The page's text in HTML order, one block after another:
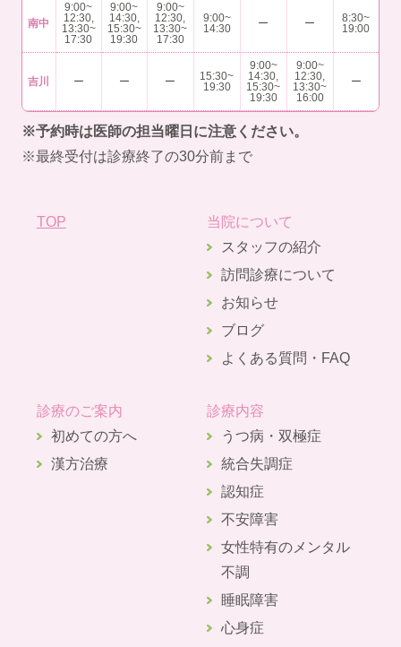
南中
9:00~
12:30,
13:30~
17:30
9:00~
14:30,
15:30~
19:30
9:00~
12:30,
13:30~
17:30
9:00~
14:30
ー ー
8:30~
19:00
吉川 ー ー ー
15:30~
19:30
9:00~
14:30,
15:30~
19:30
9:00~
12:30,
13:30~
16:00
ー
※予約時は医師の担当曜日に注意ください。
※最終受付は診療終了の30分前まで
TOP
当院について
スタッフの紹介
訪問診療について
お知らせ
ブログ
よくある質問・FAQ
診療のご案内
初めての方へ
漢方治療
診療内容
うつ病・双極症
統合失調症
認知症
不安障害
女性特有のメンタル
不調
睡眠障害
心身症